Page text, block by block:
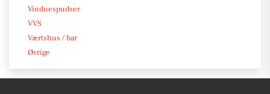
Vinduespudser
VVS
Værtshus / bar
Øvrige